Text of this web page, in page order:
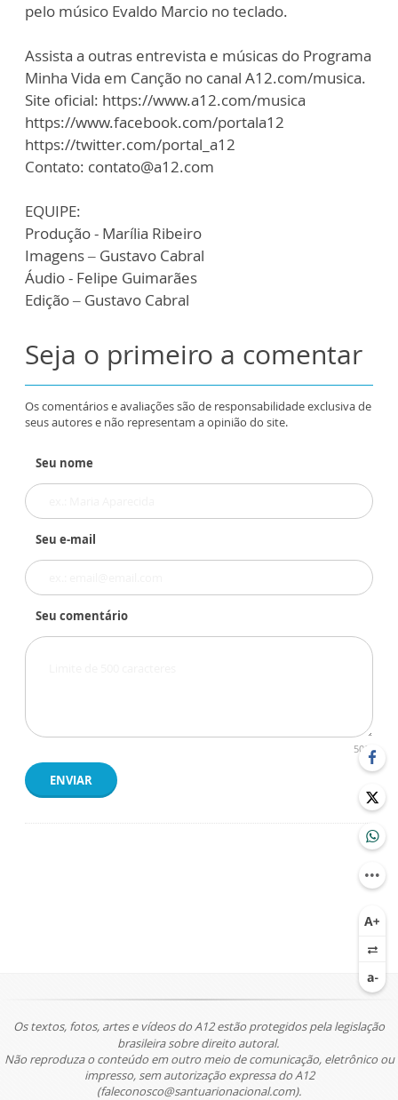
pelo músico Evaldo Marcio no teclado.
Assista a outras entrevista e músicas do Programa
Minha Vida em Canção no canal A12.com/musica.
Site oficial: https://www.a12.com/musica
https://www.facebook.com/portala12
https://twitter.com/portal_a12
Contato: contato@a12.com
EQUIPE:
Produção - Marília Ribeiro
Imagens – Gustavo Cabral
Áudio - Felipe Guimarães
Edição – Gustavo Cabral
Seja o primeiro a comentar
Os comentários e avaliações são de responsabilidade exclusiva de
seus autores e não representam a opinião do site.
Seu nome
Seu e-mail
Seu comentário
500
ENVIAR
Os textos, fotos, artes e vídeos do A12 estão protegidos pela legislação
brasileira sobre direito autoral.
Não reproduza o conteúdo em outro meio de comunicação, eletrônico ou
impresso, sem autorização expressa do A12
(faleconosco@santuarionacional.com).